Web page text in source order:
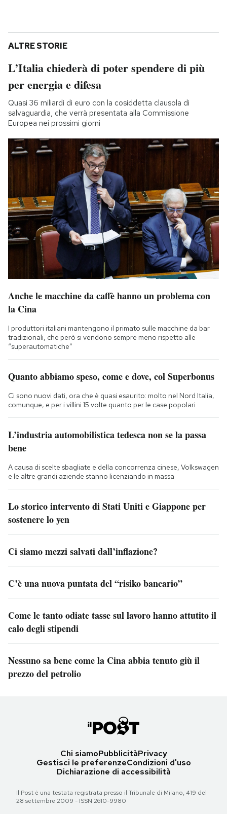
ALTRE STORIE
L’Italia chiederà di poter spendere di più
per energia e difesa
Quasi 36 miliardi di euro con la cosiddetta clausola di
salvaguardia, che verrà presentata alla Commissione
Europea nei prossimi giorni
Anche le macchine da caffè hanno un problema con
la Cina
I produttori italiani mantengono il primato sulle macchine da bar
tradizionali, che però si vendono sempre meno rispetto alle
“superautomatiche”
Quanto abbiamo speso, come e dove, col Superbonus
Ci sono nuovi dati, ora che è quasi esaurito: molto nel Nord Italia,
comunque, e per i villini 15 volte quanto per le case popolari
L’industria automobilistica tedesca non se la passa
bene
A causa di scelte sbagliate e della concorrenza cinese, Volkswagen
e le altre grandi aziende stanno licenziando in massa
Lo storico intervento di Stati Uniti e Giappone per
sostenere lo yen
Ci siamo mezzi salvati dall’inflazione?
C’è una nuova puntata del “risiko bancario”
Come le tanto odiate tasse sul lavoro hanno attutito il
calo degli stipendi
Nessuno sa bene come la Cina abbia tenuto giù il
prezzo del petrolio
Chi siamoPubblicitàPrivacy
Gestisci le preferenzeCondizioni d'uso
Dichiarazione di accessibilità
Il Post è una testata registrata presso il Tribunale di Milano, 419 del
28 settembre 2009 - ISSN 2610-9980